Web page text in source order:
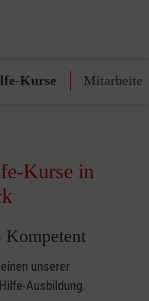
Kurse Mitarbeiten
Kurse in
unserer
Ausbildung.